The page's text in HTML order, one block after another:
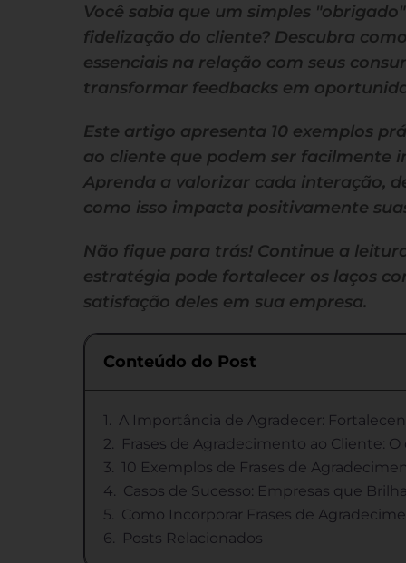
Você sabia que um simples
fidelização do cliente? Descubra
essenciais na relação com seus
transformar feedbacks em
Este artigo apresenta 10 exemplos
ao cliente que podem ser facilmente
Aprenda a valorizar cada interação,
como isso impacta positivamente
Não fique para trás! Continue a
estratégia pode fortalecer os laços
satisfação deles em sua empresa.
Conteúdo do Post
A Importância de Agradecer:
Frases de Agradecimento ao Cliente: O
10 Exemplos de Frases de
Casos de Sucesso: Empresas que
Como Incorporar Frases de
Posts Relacionados